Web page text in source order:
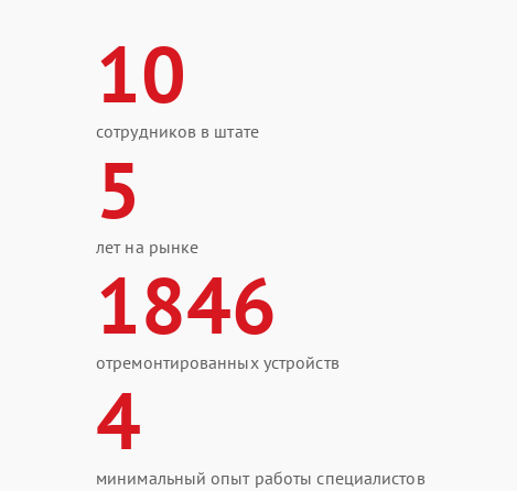
10
сотрудников в штате
5
лет на рынке
1846
отремонтированных устройств
4
минимальный опыт работы специалистов